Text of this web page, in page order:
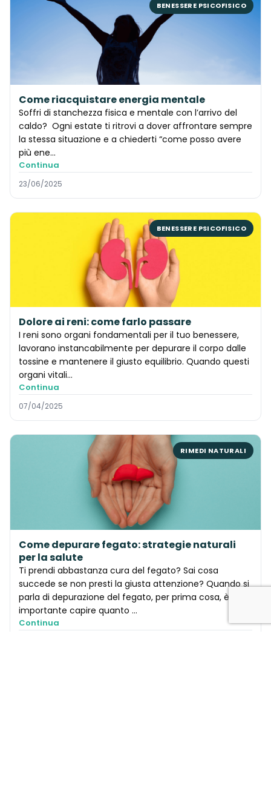
BENESSERE PSICOFISICO
Come riacquistare energia mentale
Soffri di stanchezza fisica e mentale con l’arrivo del
caldo? Ogni estate ti ritrovi a dover affrontare sempre
la stessa situazione e a chiederti “come posso avere
più ene...
Continua
23/06/2025
BENESSERE PSICOFISICO
Dolore ai reni: come farlo passare
I reni sono organi fondamentali per il tuo benessere,
lavorano instancabilmente per depurare il corpo dalle
tossine e mantenere il giusto equilibrio. Quando questi
organi vitali...
Continua
07/04/2025
RIMEDI NATURALI
Come depurare fegato: strategie naturali
per la salute
Ti prendi abbastanza cura del fegato? Sai cosa
succede se non presti la giusta attenzione? Quando si
parla di depurazione del fegato, per prima cosa, è
importante capire quanto ...
Continua